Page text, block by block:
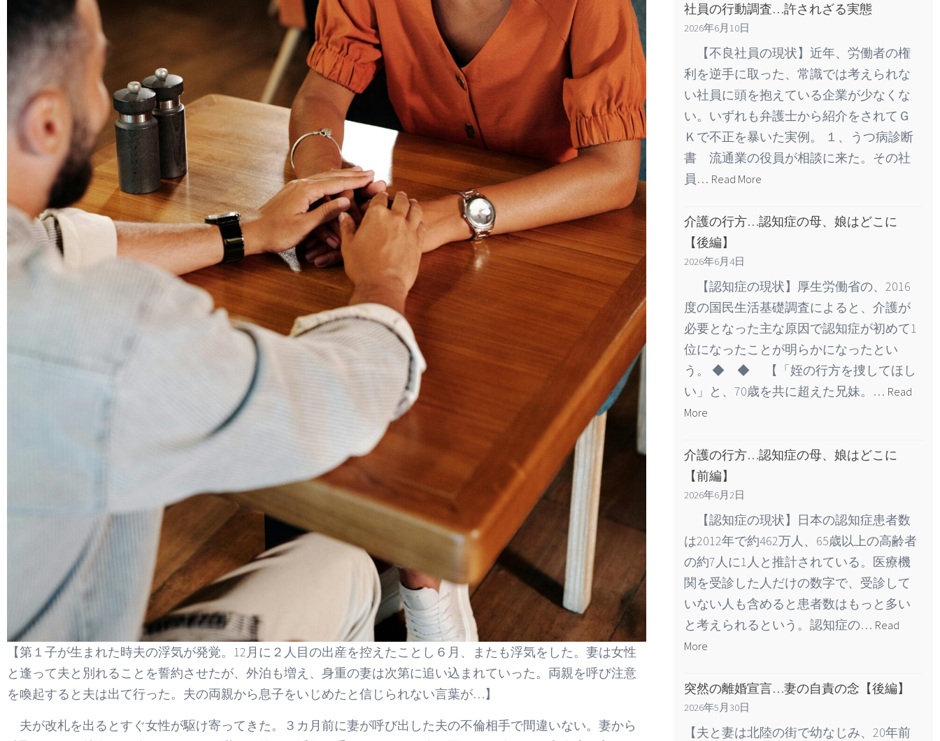
【第１子が生まれた時夫の浮気が発覚。12月に２人目の出産を控えたことし６月、またも浮気をした。妻は女性
と逢って夫と別れることを誓約させたが、外泊も増え、身重の妻は次第に追い込まれていった。両親を呼び注意
を喚起すると夫は出て行った。夫の両親から息子をいじめたと信じられない言葉が…】
夫が改札を出るとすぐ女性が駆け寄ってきた。３カ月前に妻が呼び出した夫の不倫相手で間違いない。妻から
社員の行動調査…許されざる実態
2026年6月10日
【不良社員の現状】近年、労働者の権
利を逆手に取った、常識では考えられな
い社員に頭を抱えている企業が少なくな
い。いずれも弁護士から紹介をされてＧ
Ｋで不正を暴いた実例。 １、うつ病診断
書 流通業の役員が相談に来た。その社
員… Read More
介護の行方…認知症の母、娘はどこに
【後編】
2026年6月4日
【認知症の現状】厚生労働省の、2016
度の国民生活基礎調査によると、介護が
必要となった主な原因で認知症が初めて1
位になったことが明らかになったとい
う。 ◆ ◆ 【「姪の行方を捜してほし
い」と、70歳を共に超えた兄妹。… Read
More
介護の行方…認知症の母、娘はどこに
【前編】
2026年6月2日
【認知症の現状】日本の認知症患者数
は2012年で約462万人、65歳以上の高齢者
の約7人に1人と推計されている。医療機
関を受診した人だけの数字で、受診して
いない人も含めると患者数はもっと多い
と考えられるという。認知症の… Read
More
突然の離婚宣言…妻の自責の念【後編】
2026年5月30日
【夫と妻は北陸の街で幼なじみ、20年前